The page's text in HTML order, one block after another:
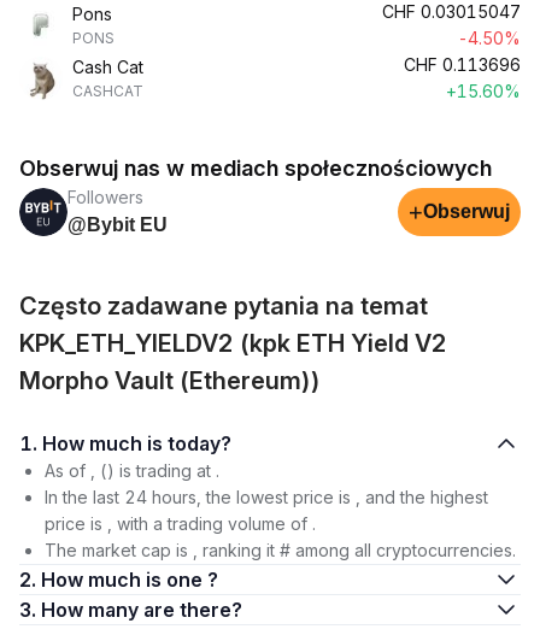
Pons
PONS
CHF 0.03015047
-4.50%
Cash Cat
CASHCAT
CHF 0.113696
+15.60%
Obserwuj nas w mediach społecznościowych
Followers
@Bybit EU
+Obserwuj
Często zadawane pytania na temat
KPK_ETH_YIELDV2 (kpk ETH Yield V2
Morpho Vault (Ethereum))
1. How much is today?
As of , () is trading at .
In the last 24 hours, the lowest price is , and the highest
price is , with a trading volume of .
The market cap is , ranking it # among all cryptocurrencies.
2. How much is one ?
3. How many are there?